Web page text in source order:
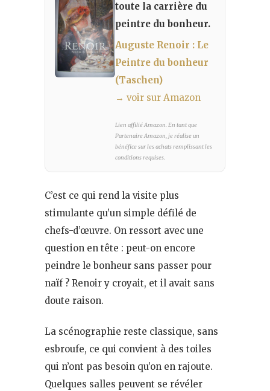
toute la carrière du
peintre du bonheur.
Auguste Renoir : Le
Peintre du bonheur
(Taschen)
→ voir sur Amazon
Lien affilié Amazon. En tant que
Partenaire Amazon, je réalise un
bénéfice sur les achats remplissant les
conditions requises.
C’est ce qui rend la visite plus
stimulante qu’un simple défilé de
chefs-d’œuvre. On ressort avec une
question en tête : peut-on encore
peindre le bonheur sans passer pour
naïf ? Renoir y croyait, et il avait sans
doute raison.
La scénographie reste classique, sans
esbroufe, ce qui convient à des toiles
qui n’ont pas besoin qu’on en rajoute.
Quelques salles peuvent se révéler